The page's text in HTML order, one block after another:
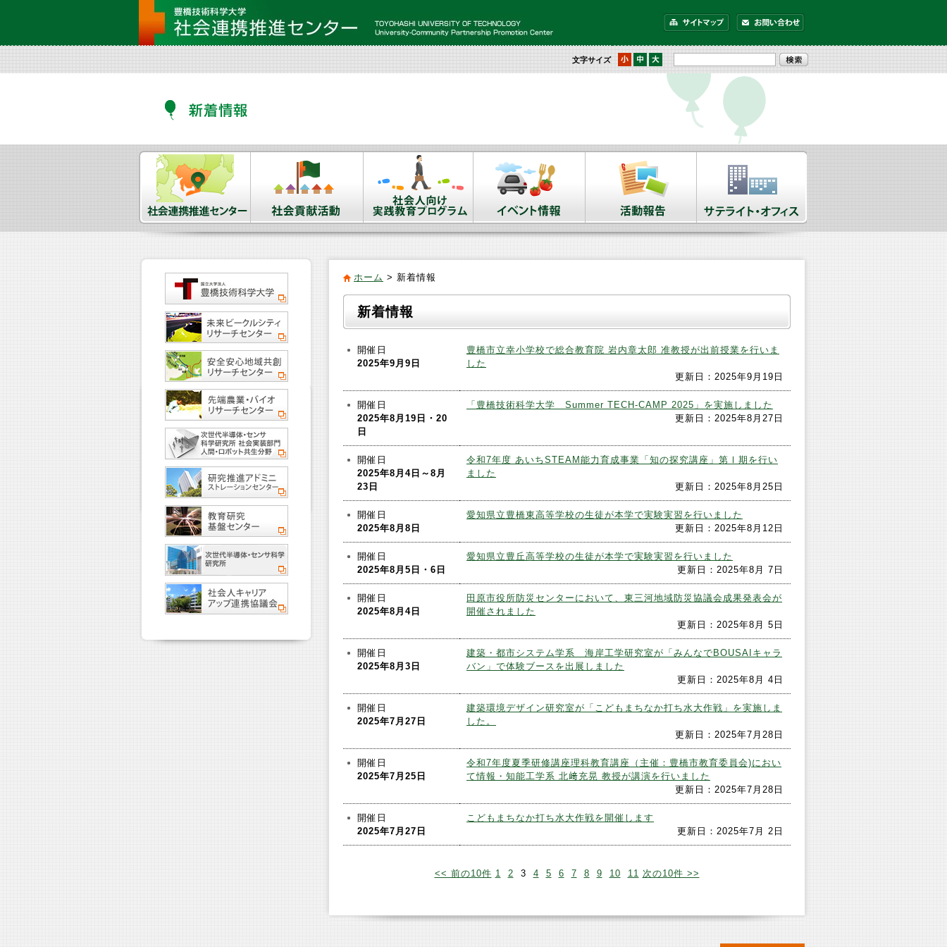
文字サイズ
ホーム > 新着情報
新着情報
開催日
2025年9月9日
豊橋市立幸小学校で総合教育院 岩内章太郎 准教授が出前授業を行いま
した
更新日：2025年9月19日
開催日
2025年8月19日・20
日
「豊橋技術科学大学 Summer TECH-CAMP 2025」を実施しました
更新日：2025年8月27日
開催日
2025年8月4日～8月
23日
令和7年度 あいちSTEAM能力育成事業「知の探究講座」第Ⅰ期を行い
ました
更新日：2025年8月25日
開催日
2025年8月8日
愛知県立豊橋東高等学校の生徒が本学で実験実習を行いました
更新日：2025年8月12日
開催日
2025年8月5日・6日
愛知県立豊丘高等学校の生徒が本学で実験実習を行いました
更新日：2025年8月 7日
開催日
2025年8月4日
田原市役所防災センターにおいて、東三河地域防災協議会成果発表会が
開催されました
更新日：2025年8月 5日
開催日
2025年8月3日
建築・都市システム学系 海岸工学研究室が「みんなでBOUSAIキャラ
バン」で体験ブースを出展しました
更新日：2025年8月 4日
開催日
2025年7月27日
建築環境デザイン研究室が「こどもまちなか打ち水大作戦」を実施しま
した。
更新日：2025年7月28日
開催日
2025年7月25日
令和7年度夏季研修講座理科教育講座（主催：豊橋市教育委員会)におい
て情報・知能工学系 北﨑充晃 教授が講演を行いました
更新日：2025年7月28日
開催日
2025年7月27日
こどもまちなか打ち水大作戦を開催します
更新日：2025年7月 2日
<< 前の10件 1 2 3 4 5 6 7 8 9 10 11 次の10件 >>